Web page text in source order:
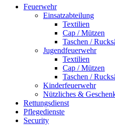
Feuerwehr
Einsatzabteilung
Textilien
Cap / Mützen
Taschen /
Jugendfeuerwehr
Textilien
Cap / Mützen
Taschen /
Kinderfeuerwehr
Nützliches &
Rettungsdienst
Pflegedienste
Security